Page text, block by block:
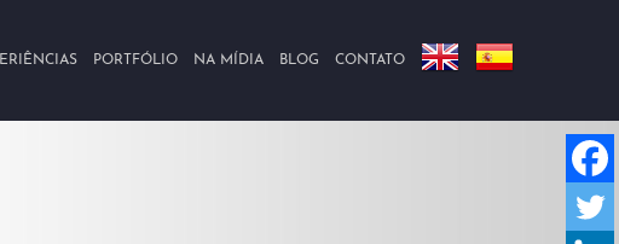
PORTFÓLIO NA MÍDIA BLOG CONTATO